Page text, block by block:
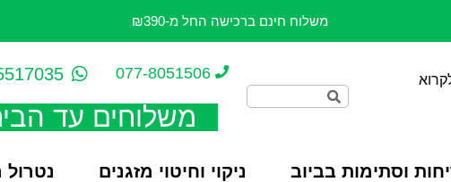
משלוח חינם ברכישה החל מ-₪390
077-8051506
משלוחים עד
וסתימות בביוב ניקוי וחיטוי מזגנים נטרול